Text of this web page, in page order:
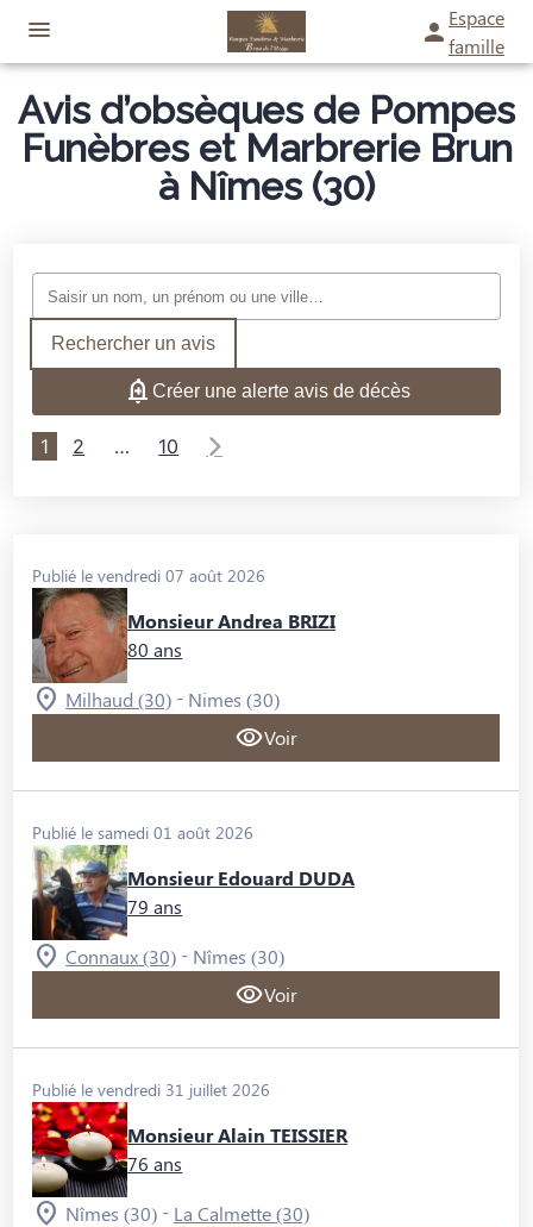
Espace
famille
NOS SERVICES
ORGANISER DES OBSÈQUES
MONUMENTS FUNÉRAIRES
SERVICES AUX FAMILLES
NOS AGENCES
LA CALMETTE
NOS PAVILLONS FUNERAIRES
LA CALMETTE
ESPACES HOMMAGES
Avis d’obsèques de Pompes
Funèbres et Marbrerie Brun
à Nîmes (30)
Rechercher un avis
Créer une alerte avis de décès
1 2 … 10
Publié le vendredi 07 août 2026
Monsieur Andrea BRIZI
80 ans
Milhaud (30) - Nimes (30)
Voir
Publié le samedi 01 août 2026
Monsieur Edouard DUDA
79 ans
Connaux (30) - Nîmes (30)
Voir
Publié le vendredi 31 juillet 2026
Monsieur Alain TEISSIER
76 ans
Nîmes (30) - La Calmette (30)